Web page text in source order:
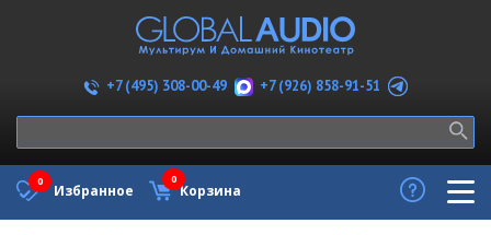
+7 (495) 308-00-49 +7 (926) 858-91-51
Избранное
0
Корзина
0